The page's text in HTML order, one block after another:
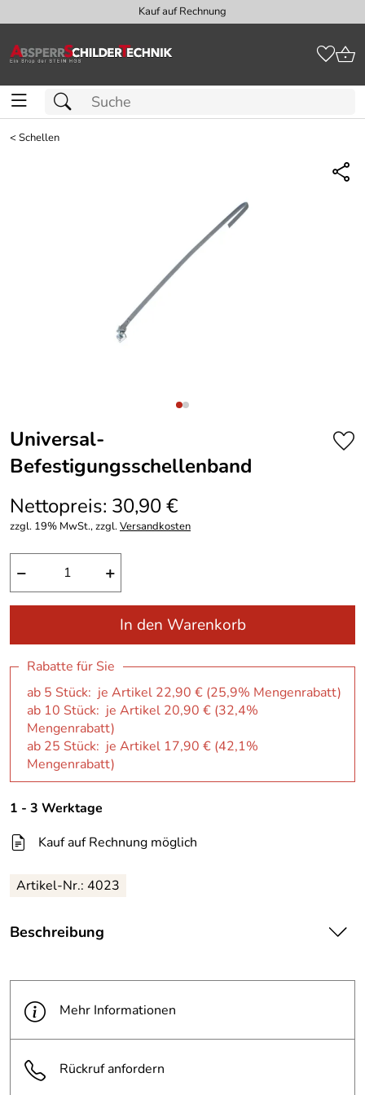
Kauf auf Rechnung
<Schellen
Universal-
Befestigungsschellenband
Nettopreis: 30,90 €
zzgl. 19% MwSt., zzgl.Versandkosten
− +
In den Warenkorb
Rabatte für Sie
ab 5 Stück: je Artikel 22,90 € (25,9% Mengenrabatt)
ab 10 Stück: je Artikel 20,90 € (32,4%
Mengenrabatt)
ab 25 Stück: je Artikel 17,90 € (42,1%
Mengenrabatt)
1 - 3 Werktage
Kauf auf Rechnung möglich
Artikel-Nr.: 4023
Beschreibung
zur Befestigung von Abfallbehältern an ø 60 mm
Mehr Informationen
Rückruf anfordern